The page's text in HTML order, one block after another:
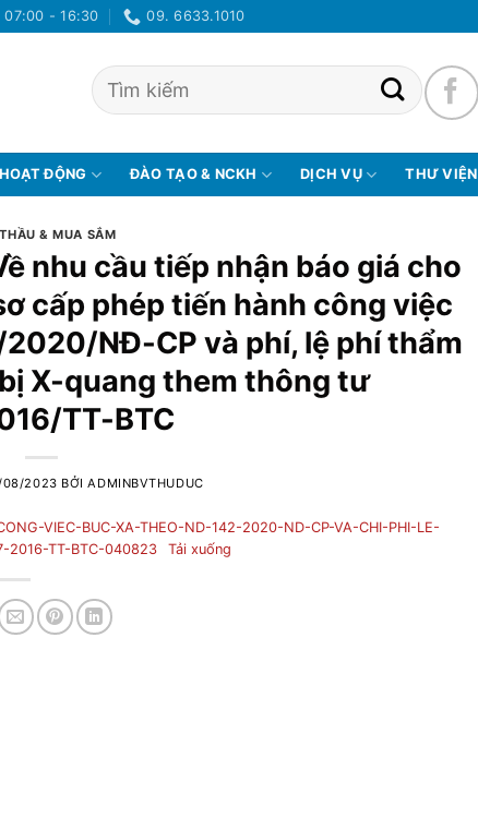
07:00 - 16:30 09. 6633.1010
HOẠT ĐỘNG ĐÀO TẠO & NCKH DỊCH VỤ THƯ VIỆN
& MUA SẮM
nhu cầu tiếp nhận báo giá cho
cấp phép tiến hành công việc
NĐ-CP và phí, lệ phí thẩm
X-quang them thông tư
TT-BTC
2023 BỞIADMINBVTHUDUC
VIEC-BUC-XA-THEO-ND-142-2020-ND-CP-VA-CHI-PHI-LE-
2016-TT-BTC-040823
Tải xuống